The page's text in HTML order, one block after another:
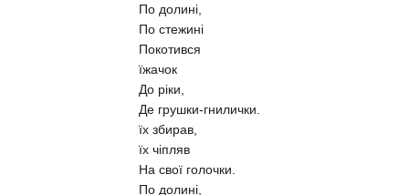
По долині,
По стежині
Покотився
їжачок
До ріки,
Де грушки-гнилички.
їх збирав,
їх чіпляв
На свої голочки.
По долині,